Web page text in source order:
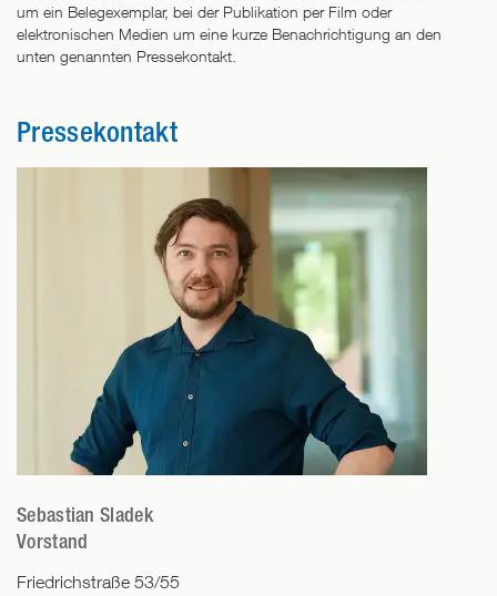
um ein Belegexemplar, bei der Publikation per Film oder
elektronischen Medien um eine kurze Benachrichtigung an den
unten genannten Pressekontakt.
Pressekontakt
Sebastian Sladek
Vorstand
Friedrichstraße 53/55